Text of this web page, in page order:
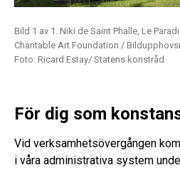
Bild 1 av 1. Niki de Saint Phalle, Le
Charitable Art Foundation /
Foto: Ricard Estay/ Statens konstråd
För dig som
Vid verksamhetsövergången
i våra administrativa system